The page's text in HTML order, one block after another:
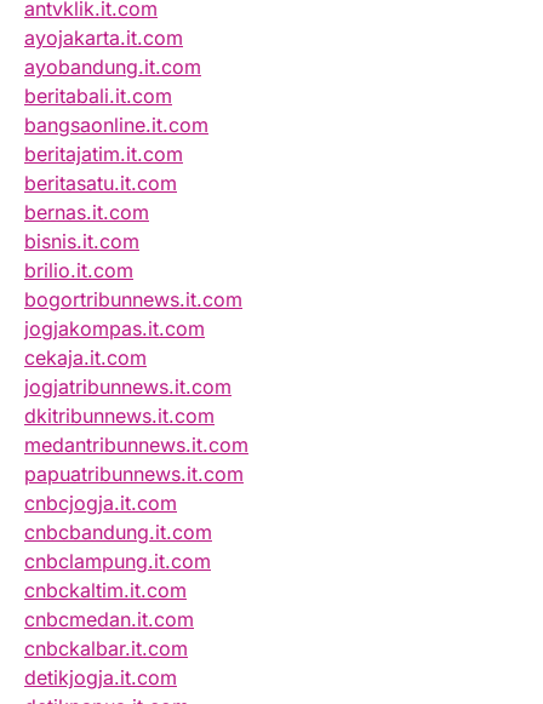
antvklik.it.com
ayojakarta.it.com
ayobandung.it.com
beritabali.it.com
bangsaonline.it.com
beritajatim.it.com
beritasatu.it.com
bernas.it.com
bisnis.it.com
brilio.it.com
bogortribunnews.it.com
jogjakompas.it.com
cekaja.it.com
jogjatribunnews.it.com
dkitribunnews.it.com
medantribunnews.it.com
papuatribunnews.it.com
cnbcjogja.it.com
cnbcbandung.it.com
cnbclampung.it.com
cnbckaltim.it.com
cnbcmedan.it.com
cnbckalbar.it.com
detikjogja.it.com